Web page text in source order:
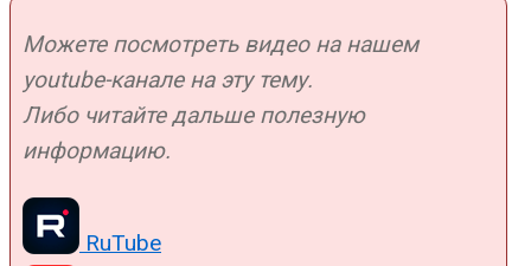
Можете посмотреть видео на нашем
youtube-канале на эту тему.
Либо читайте дальше полезную
информацию.
RuTube